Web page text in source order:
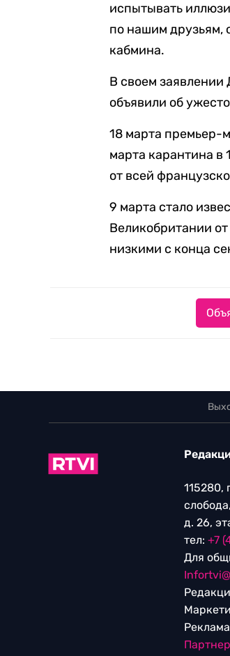
испытывать
по нашим друзьям,
кабмина.
В своем заявлении
объявили об
18 марта
марта карантина в
от всей
9 марта стало
Великобритании
низкими с конца
115280,
слобода,
д. 26,
тел: +7
Для
Реклама